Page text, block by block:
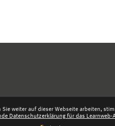
Sie weiter auf dieser Webseite arbeiten,
Datenschutzerklärung für das Learnweb-